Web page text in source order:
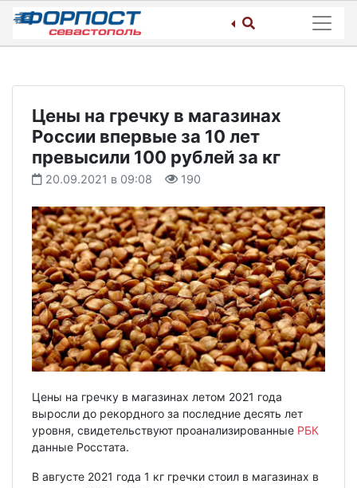
Skip
content
Цены на гречку в магазинах
России впервые за 10 лет
превысили 100 рублей за кг
20.09.2021 в 09:08 190
Цены на гречку в магазинах летом 2021 года
выросли до рекордного за последние десять лет
уровня, свидетельствуют проанализированные РБК
данные Росстата.
В августе 2021 года 1 кг гречки стоил в магазинах в